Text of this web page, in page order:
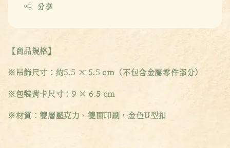
分享
【商品規格】
※吊飾尺寸：約5.5 × 5.5 cm（不包含金屬零件部分）
※包裝背卡尺寸：9 × 6.5 cm
※材質：雙層壓克力、雙面印刷，金色U型扣